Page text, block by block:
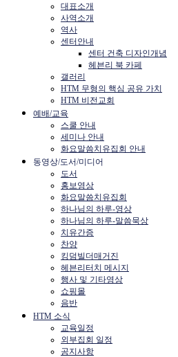
대표소개
사역소개
역사
센터안내
센터 건축 디자인개념
헤븐리 북 카페
갤러리
HTM 무형의 핵심 공유 가치
HTM 비전교회
예배/교육
스쿨 안내
세미나 안내
화요말씀치유집회 안내
동영상/도서/미디어
도서
홍보영상
화요말씀치유집회
하나님의 하루-영상
하나님의 하루-말씀묵상
치유간증
찬양
킹덤빌더매거진
헤븐리터치 메시지
행사 및 기타영상
쇼핑몰
음반
HTM 소식
교육일정
외부집회 일정
공지사항